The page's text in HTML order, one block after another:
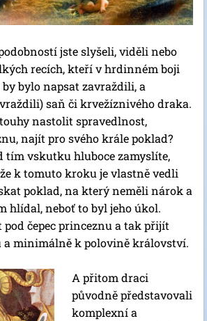
jste slyšeli, viděli nebo
recích, kteří v hrdinném boji
bylo napsat zavraždili, a
saň či krvežíznivého draka.
nastolit spravedlnost,
najít pro svého krále poklad?
tím vskutku hluboce zamyslíte,
k tomuto kroku je vlastně vedli
poklad, na který neměli nárok a
hlídal, neboť to byl jeho úkol.
pod čepec princeznu a tak přijít
a minimálně k polovině království.
A přitom draci
původně představovali
komplexní a